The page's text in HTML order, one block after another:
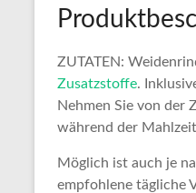
ZUTATEN:
Zusatzstoffe.
Nehmen Sie von der
während der
Möglich ist auch je
empfohlene tägliche